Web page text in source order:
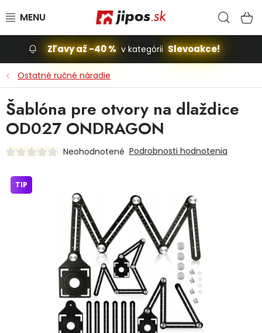
Slevoakce
Stavba, dom
Dielňa
Príslušenstvo pre automobily
Vybavenie a hračky pre deti
Domácnosť
Ochranné pracovné pomôcky
Zľavy až -40 % v kategórii Slevoakce!
Ostatné ručné náradie
Šablóna pre otvory na dlaždice
OD027 ONDRAGON
Neohodnotené Podrobnosti hodnotenia
TIP